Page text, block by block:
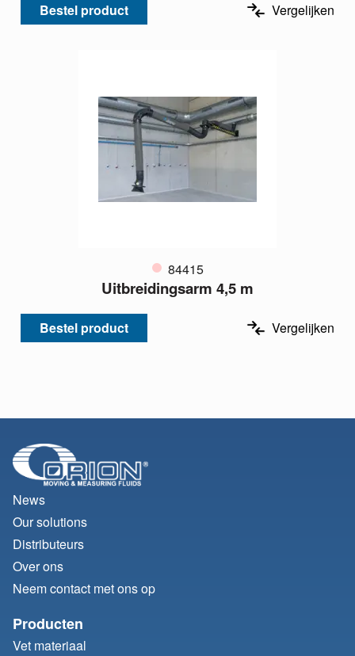
Bestel product Vergelijken
84415
Uitbreidingsarm 4,5 m
Bestel product Vergelijken
News
Our solutions
Distributeurs
Over ons
Neem contact met ons op
Producten
Vet materiaal